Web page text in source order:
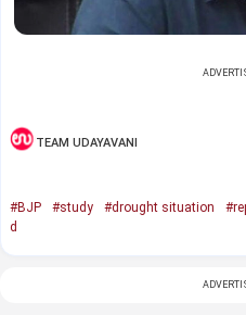
TEAM UDAYAVANI
#BJP #study #drought situation
d